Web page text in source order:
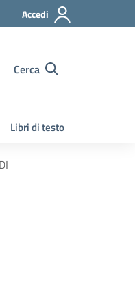
Accedi
Cerca
Libri di testo